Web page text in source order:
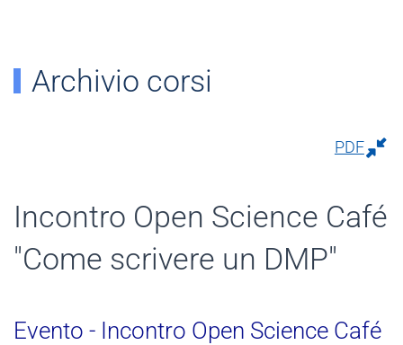
Archivio corsi
PDF
Incontro Open Science Café
"Come scrivere un DMP"
Evento - Incontro Open Science Café